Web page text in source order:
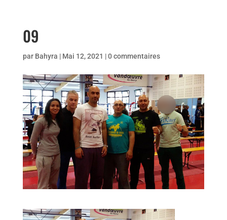
09
par Bahyra | Mai 12, 2021 |0 commentaires